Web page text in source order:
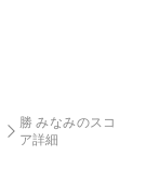
勝 みなみのスコ
ア詳細